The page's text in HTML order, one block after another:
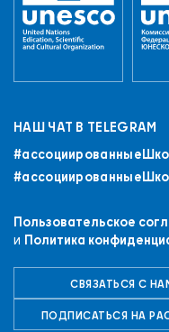
НАШ ЧАТ В TELEGRAM
Пользовательское
и Политика
СВЯЗАТЬСЯ С
ПОДПИСАТЬСЯ НА